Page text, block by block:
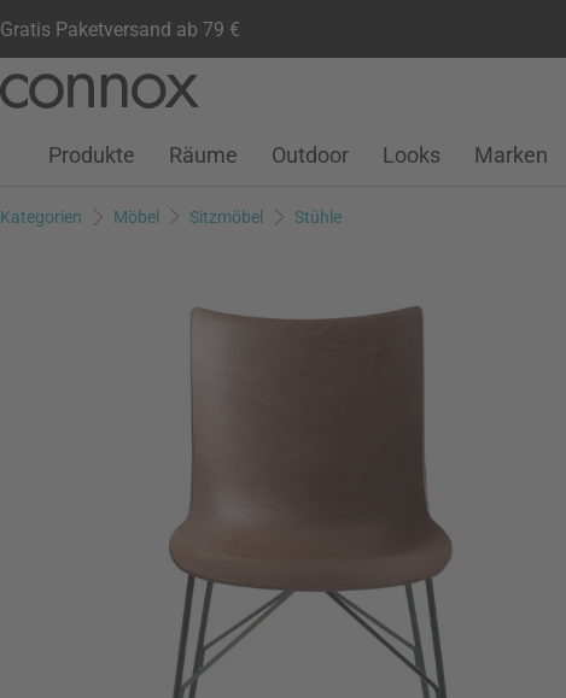
Gratis Paketversand ab 79 €
Seiteninhalt
Suchfeld
Kundenkonto
Wunschliste
Warenkorb
Produkte Räume Outdoor Looks Marken
Kategorien Möbel Sitzmöbel Stühle
Wunschliste hinzufügen